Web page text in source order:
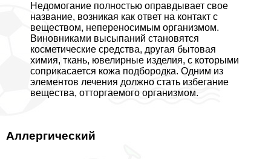
Недомогание полностью оправдывает свое
название, возникая как ответ на контакт с
веществом, непереносимым организмом.
Виновниками высыпаний становятся
косметические средства, другая бытовая
химия, ткань, ювелирные изделия, с которыми
соприкасается кожа подбородка. Одним из
элементов лечения должно стать избегание
вещества, отторгаемого организмом.
Аллергический